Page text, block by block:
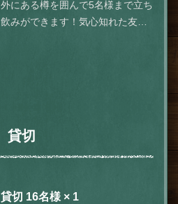
外にある樽を囲んで5名様まで立ち
飲みができます！気心知れた友人
貸切
貸切 16名様 × 1